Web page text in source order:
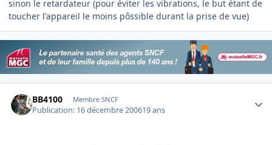
sinon le retardateur (pour éviter les vibrations, le but étant de
toucher l'appareil le moins pôssible durant la prise de vue)
BB4100 Membre SNCF
Publication: 16 décembre 200619 ans